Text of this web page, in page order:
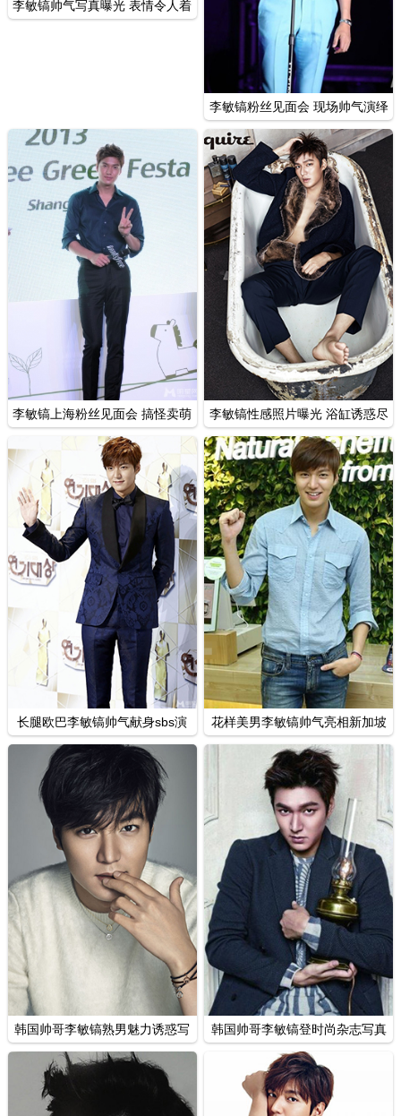
李敏镐帅气写真曝光 表情令人着
李敏镐粉丝见面会 现场帅气演绎
歌曲
李敏镐上海粉丝见面会 搞怪卖萌
频比V
李敏镐性感照片曝光 浴缸诱惑尽
显熟男魅力
长腿欧巴李敏镐帅气献身sbs演
技大赏
花样美男李敏镐帅气亮相新加坡
韩国帅哥李敏镐熟男魅力诱惑写
真
韩国帅哥李敏镐登时尚杂志写真